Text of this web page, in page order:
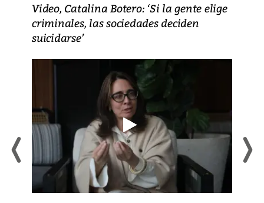
Video, Catalina Botero: ‘Si la gente elige
criminales, las sociedades deciden
suicidarse’